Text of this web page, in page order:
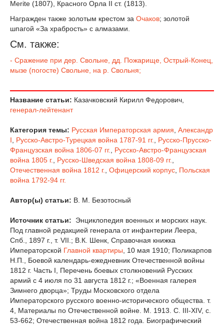
Merite (1807), Красного Орла II ст. (1813).
Награжден также золотым крестом за Очаков; золотой
шпагой «За храбрость» с алмазами.
См. также:
- Сражение при дер. Свольне, дд. Пожарище, Острый-Конец,
мызе (погосте) Свольне, на р. Свольня;
Название статьи: Казачковский Кирилл Федорович,
генерал-лейтенант
Категория темы: Русская Императорская армия Александр
I
Русско-Австро-Турецкая война 1787-91 гг.
Русско-Прусско-
Французская война 1806-07 гг.
Русско-Австро-Французская
война 1805 г.
Русско-Шведская война 1808-09 гг.
Отечественная война 1812 г.
Офицерский корпус Польская
война 1792-94 гг.
Автор(ы) статьи: В. М. Безотосный
Источник статьи:
Энциклопедия военных и морских наук.
Под главной редакцией генерала от инфантерии Леера,
Спб., 1897 г., т. VII.; В.К. Шенк, Справочная книжка
Императорской Главной квартиры , 10 мая 1910; Поликарпов
Н.П., Боевой календарь-ежедневник Отечественной войны
1812 г. Часть I, Перечень боевых столкновений Русских
армий с 4 июля по 31 августа 1812 г.; «Военная галерея
Зимнего дворца»; Труды Московского отдела
Императорского русского военно-исторического общества. т.
4, Материалы по Отечественной войне. М. 1913. С. III-XIV, с.
53-662; Отечественная война 1812 года. Биографический